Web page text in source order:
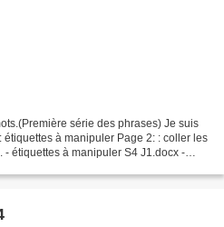
série des phrases) Je suis
étiquettes à manipuler Page 2: : coller les